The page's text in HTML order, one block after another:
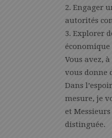
2. Engager
autorités
3. Explorer
économique
Vous avez,
vous donne
Dans
mesure, je
et
distinguée.